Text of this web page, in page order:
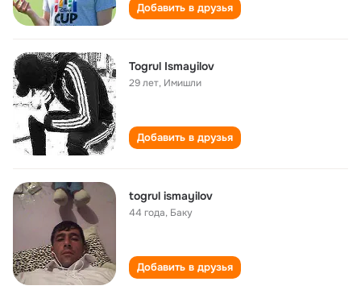
Добавить в друзья
Togrul Ismayilov
29 лет, Имишли
Добавить в друзья
togrul ismayilov
44 года, Баку
Добавить в друзья